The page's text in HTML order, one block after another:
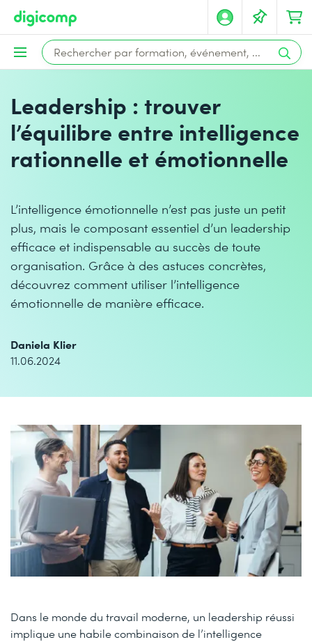
Leadership : trouver
l’équilibre entre intelligence
rationnelle et émotionnelle
L’intelligence émotionnelle n’est pas juste un petit
plus, mais le composant essentiel d’un leadership
efficace et indispensable au succès de toute
organisation. Grâce à des astuces concrètes,
découvrez comment utiliser l’intelligence
émotionnelle de manière efficace.
Daniela Klier
11.06.2024
Dans le monde du travail moderne, un leadership réussi
implique une habile combinaison de l’intelligence